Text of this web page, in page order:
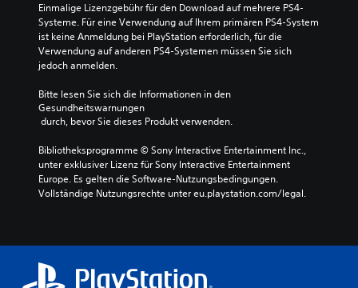
Einmalige Lizenzgebühr für den Download auf mehrere PS4-
Systeme. Für eine Verwendung auf Ihrem primären PS4-System
ist keine Anmeldung bei PlayStation erforderlich, für die
Verwendung auf anderen PS4-Systemen müssen Sie sich
jedoch anmelden.
Bitte lesen Sie sich die Informationen in den
Gesundheitswarnungen
durch, bevor Sie dieses Produkt verwenden.
Bibliotheksprogramme © Sony Interactive Entertainment Inc.,
unter exklusiver Lizenz für Sony Interactive Entertainment
Europe. Es gelten die Software-Nutzungsbedingungen.
Vollständige Nutzungsrechte unter eu.playstation.com/legal.